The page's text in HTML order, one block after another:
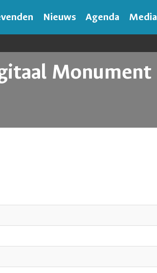
Nieuws Agenda Media
Monument